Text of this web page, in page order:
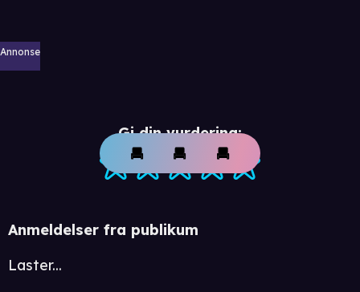
Annonse
Gi din vurdering:
Anmeldelser fra publikum
Laster...